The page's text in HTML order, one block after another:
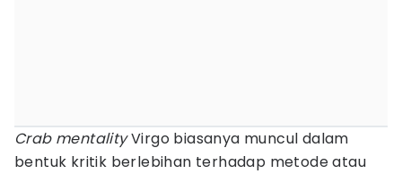
Crab mentalityVirgo biasanya muncul dalam
bentuk kritik berlebihan terhadap metode atau